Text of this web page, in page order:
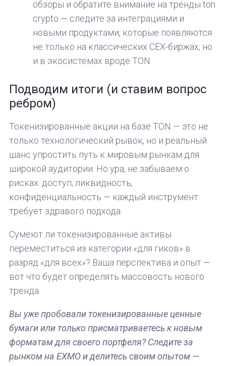
обзоры и обратите внимание на тренды ton
crypto — следите за интеграциями и
новыми продуктами, которые появляются
не только на классических CEX-биржах, но
и в экосистемах вроде TON.
Подводим итоги (и ставим вопрос
ребром)
Токенизированные акции на базе TON — это не
только технологический рывок, но и реальный
шанс упростить путь к мировым рынкам для
широкой аудитории. Но ура, не забываем о
рисках: доступ, ликвидность,
конфиденциальность — каждый инструмент
требует здравого подхода.
Сумеют ли токенизированные активы
переместиться из категории «для гиков» в
разряд «для всех»? Ваша перспектива и опыт —
вот что будет определять массовость нового
тренда.
Вы уже пробовали токенизированные ценные
бумаги или только присматриваетесь к новым
форматам для своего портфеля? Следите за
рынком на EXMO и делитесь своим опытом —